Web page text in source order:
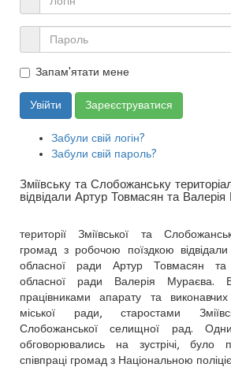
Запам'ятати мене
Увійти Зареєструватися
Забули свій логін?
Забули свій пароль?
Зміївську та Слобожанську
відвідали Артур Товмасян та
території Зміївської та
громад з робочою поїздкою відвідали
обласної ради Артур Товмасян та
обласної ради Валерія Мураєва.
працівниками апарату та виконавчих
міської ради, старостами
Слобожанської селищної рад.
обговорювались на зустрічі, було
співпраці громад з Національною